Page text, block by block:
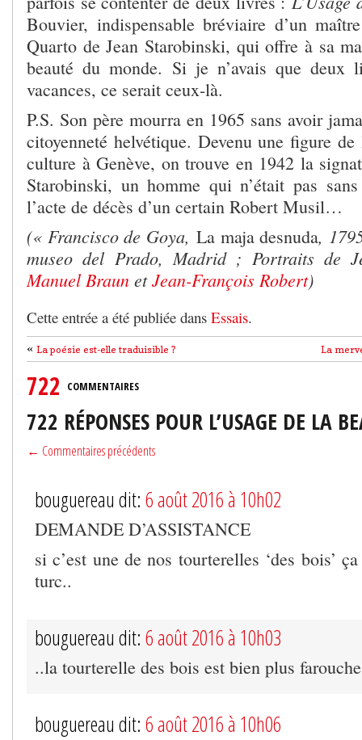
Bouvier, indispensable bréviaire d’un
Quarto de Jean Starobinski, qui offre à sa
beauté du monde. Si je n’avais que deux
vacances, ce serait ceux-là.
P.S. Son père mourra en 1965 sans avoir
citoyenneté helvétique. Devenu une figure
culture à Genève, on trouve en 1942 la
Starobinski, un homme qui n’était pas
l’acte de décès d’un certain Robert Musil…
(« Francisco de Goya, La maja desnuda,
museo del Prado, Madrid ; Portraits de
Manuel Braun etJean-François Robert)
Cette entrée a été publiée dans Essais.
La
« La poésie est-elle traduisible ?
722 COMMENTAIRES
722 RÉPONSES POUR L’USAGE DE LA
← Commentaires précédents
bouguereau dit: 6 août 2016 à 10h02
DEMANDE D’ASSISTANCE
si c’est une de nos tourterelles ‘des bois’
turc..
bouguereau dit: 6 août 2016 à 10h03
..la tourterelle des bois est bien plus
bouguereau dit: 6 août 2016 à 10h06